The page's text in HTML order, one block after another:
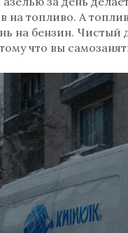
на топливо. А
на бензин.
что вы